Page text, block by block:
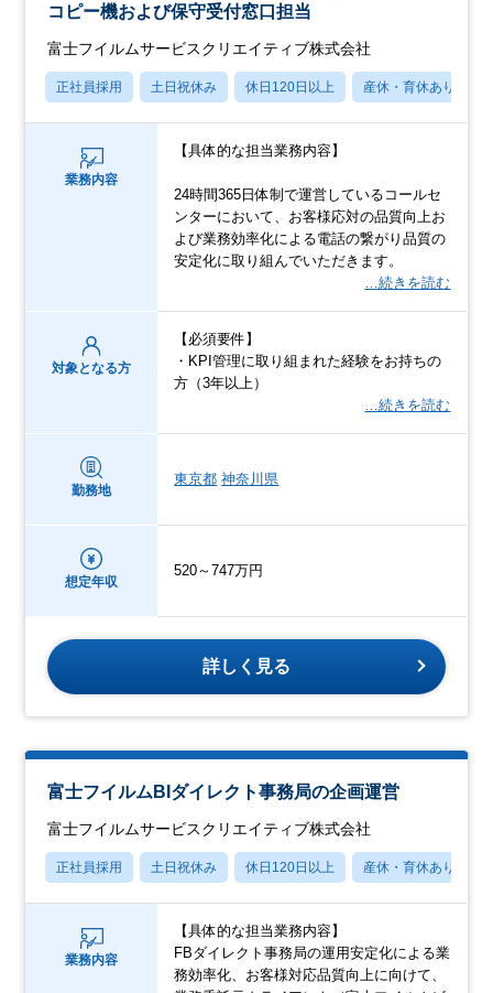
コピー機および保守受付窓口担当
富士フイルムサービスクリエイティブ株式会社
正社員採用 土日祝休み 休日120日以上 産休・育休あり
業務内容
【具体的な担当業務内容】
24時間365日体制で運営しているコールセ
ンターにおいて、お客様応対の品質向上お
よび業務効率化による電話の繋がり品質の
安定化に取り組んでいただきます。
…続きを読む
対象となる方
【必須要件】
・KPI管理に取り組まれた経験をお持ちの
方（3年以上）
…続きを読む
勤務地
東京都 神奈川県
想定年収
520～747万円
詳しく見る
富士フイルムBIダイレクト事務局の企画運営
富士フイルムサービスクリエイティブ株式会社
正社員採用 土日祝休み 休日120日以上 産休・育休あり
業務内容
【具体的な担当業務内容】
FBダイレクト事務局の運用安定化による業
務効率化、お客様対応品質向上に向けて、